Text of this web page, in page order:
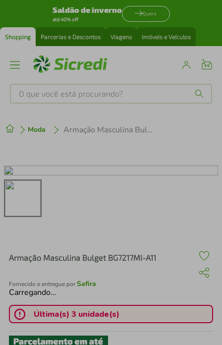
Saldão de inverno
até 40% off
Quero
Shopping Parcerias e Descontos Viagens Imóveis e Veículos
O que você está procurando?
Moda Armação Masculina Bulget BG7217MI-A11
Armação Masculina Bulget BG7217MI-A11
Fornecido e entregue porSafira
Carregando…
Última(s) 3 unidade(s)
2º cafeteira